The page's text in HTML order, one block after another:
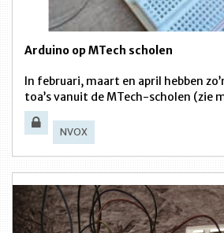
Arduino op MTech scholen
In februari, maart en april hebben
toa’s vanuit de MTech-scholen (zie
NVOX